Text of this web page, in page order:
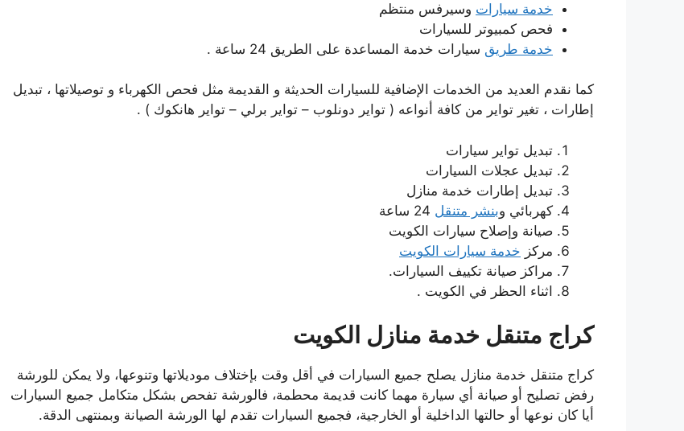
خدمة سيارات وسيرفس منتظم
فحص كمبيوتر للسيارات
خدمة طريق سيارات خدمة المساعدة على الطريق 24 ساعة .
كما نقدم العديد من الخدمات الإضافية للسيارات الحديثة و القديمة مثل فحص الكهرباء و توصيلاتها ، تبديل
إطارات ، تغير تواير من كافة أنواعه ( تواير دونلوب – تواير برلي – تواير هانكوك ) .
تبديل تواير سيارات
تبديل عجلات السيارات
تبديل إطارات خدمة منازل
كهربائي وبنشر متنقل
صيانة وإصلاح سيارات الكويت
مركز خدمة سيارات الكويت
مراكز صيانة تكييف السيارات.
اثناء الحظر في الكويت .
كراج متنقل خدمة منازل الكويت
كراج متنقل خدمة منازل يصلح جميع السيارات في أقل وقت بإختلاف موديلاتها وتنوعها، ولا يمكن للورشة
رفض تصليح أو صيانة أي سيارة مهما كانت قديمة محطمة، فالورشة تفحص بشكل متكامل جميع السيارات
أيا كان نوعها أو حالتها الداخلية أو الخارجية، فجميع السيارات تقدم لها الورشة الصيانة وبمنتهى الدقة.